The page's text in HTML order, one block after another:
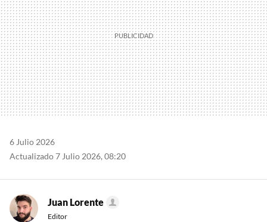
6 Julio 2026
Actualizado 7 Julio 2026, 08:20
Juan Lorente
Editor